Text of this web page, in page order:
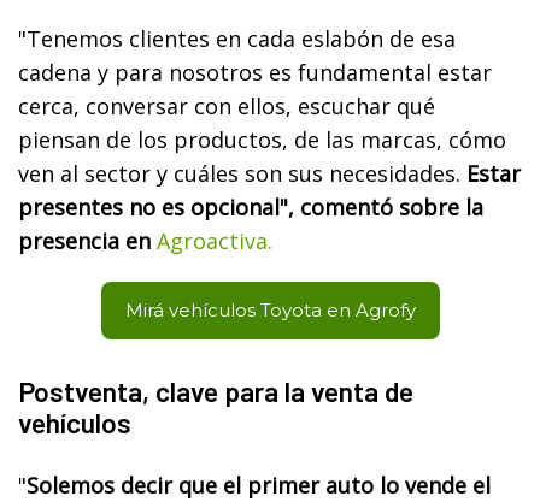
"Tenemos clientes en cada eslabón de esa
cadena y para nosotros es fundamental estar
cerca, conversar con ellos, escuchar qué
piensan de los productos, de las marcas, cómo
ven al sector y cuáles son sus necesidades. Estar
presentes no es opcional", comentó sobre la
presencia en Agroactiva.
Mirá vehículos Toyota en Agrofy
Postventa, clave para la venta de
vehículos
"Solemos decir que el primer auto lo vende el